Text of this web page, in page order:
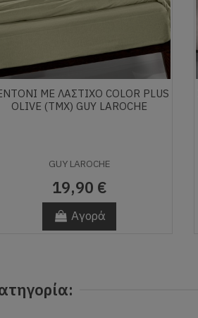
ΜΕ ΛΑΣΤΙΧΟ COLOR PLUS
OLIVE (ΤΜΧ) GUY LAROCHE
GUY LAROCHE
19,90 €
Αγορά